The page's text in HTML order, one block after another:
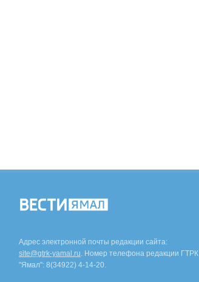
Адрес электронной почты редакции сайта:
site@gtrk-yamal.ru. Номер телефона редакции ГТРК
"Ямал": 8(34922) 4-14-20.